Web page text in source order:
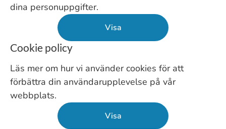
dina personuppgifter.
Visa
Cookie policy
Läs mer om hur vi använder cookies för att
förbättra din användarupplevelse på vår
webbplats.
Visa